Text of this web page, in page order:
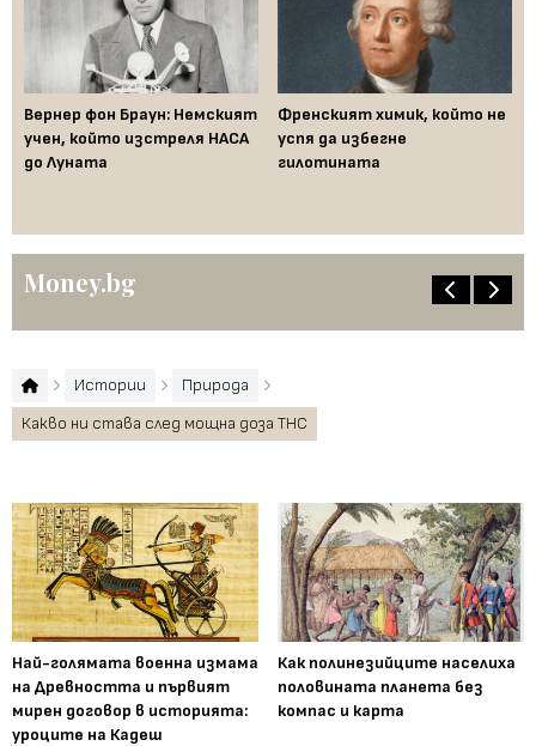
Вернер фон Браун: Немският
учен, който изстреля НАСА
до Луната
Френският химик, който не
успя да избегне
гилотината
Money.bg
Истории
Природа
Какво ни става след мощна доза THC
Най-голямата военна измама
на Древността и първият
мирен договор в историята:
уроците на Кадеш
Как полинезийците населиха
половината планета без
компас и карта